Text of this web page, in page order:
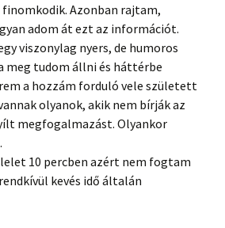
Azonban rajtam,
adom át ezt az információt.
viszonylag nyers, de humoros
meg tudom állni és háttérbe
a hozzám forduló vele született
olyanok, akik nem bírják az
megfogalmazást. Olyankor
10 percben azért nem fogtam
kevés idő általán